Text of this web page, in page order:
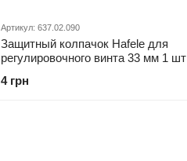
Артикул: 637.02.090
Защитный колпачок Hafele для
регулировочного винта 33 мм 1 шт
4 грн